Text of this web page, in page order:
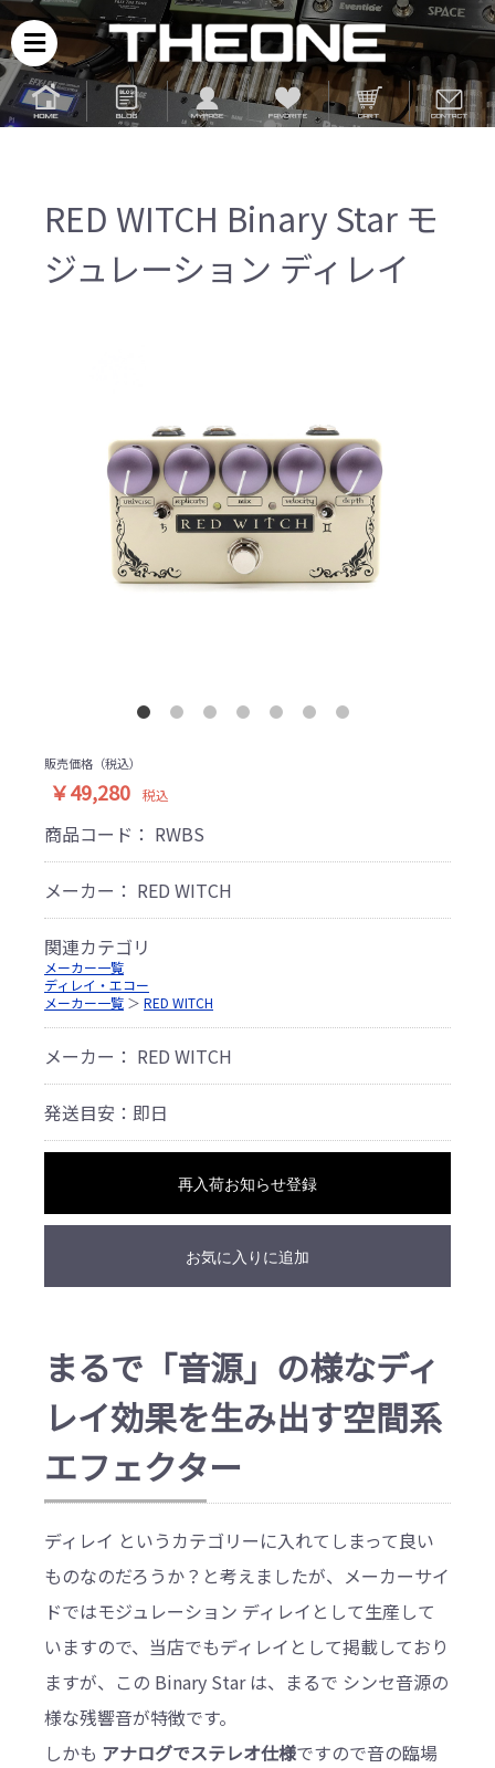
RED WITCH Binary Star モ
ジュレーション ディレイ
販売価格（税込）
￥49,280 税込
商品コード： RWBS
メーカー： RED WITCH
関連カテゴリ
メーカー一覧
ディレイ・エコー
メーカー一覧 ＞ RED WITCH
メーカー： RED WITCH
発送目安：即日
再入荷お知らせ登録
お気に入りに追加
まるで「音源」の様なディ
レイ効果を生み出す空間系
エフェクター
ディレイ というカテゴリーに入れてしまって良い
ものなのだろうか？と考えましたが、メーカーサイ
ドではモジュレーション ディレイとして生産して
いますので、当店でもディレイとして掲載しており
ますが、この Binary Star は、まるで シンセ音源の
様な残響音が特徴です。
しかも アナログでステレオ仕様ですので音の臨場